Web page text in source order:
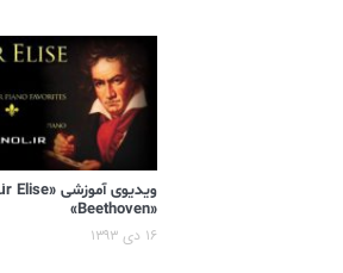
«Beethoven»
۱۶ دی ۱۳۹۳